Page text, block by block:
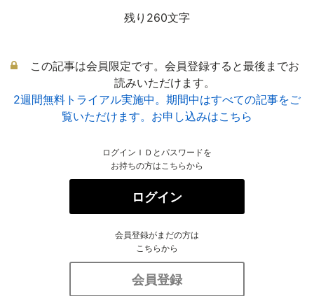
残り260文字
この記事は会員限定です。会員登録すると最後までお
読みいただけます。
2週間無料トライアル実施中。期間中はすべての記事をご
覧いただけます。お申し込みはこちら
ログインＩＤとパスワードを
お持ちの方はこちらから
ログイン
会員登録がまだの方は
こちらから
会員登録